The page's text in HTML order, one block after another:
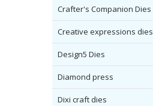
Crafter's Companion Dies
Creative expressions dies
Design5 Dies
Diamond press
Dixi craft dies